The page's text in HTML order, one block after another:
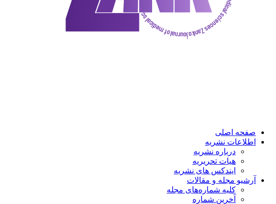
صفحه اصلی
اطلاعات نشریه
درباره نشریه
هیات تحریریه
ایندکس های نشریه
آرشیو مجله و مقالات
کلیه شماره‌های مجله
آخرین شماره